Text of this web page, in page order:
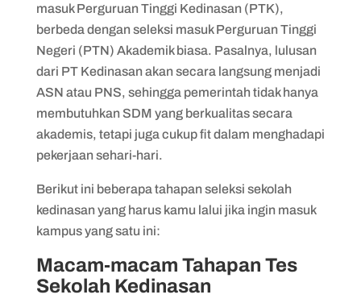
5. Persiapkan seleksi wawancara
6. Jangan lupa minta doa orang tua
masuk Perguruan Tinggi Kedinasan (PTK),
berbeda dengan seleksi masuk Perguruan Tinggi
Negeri (PTN) Akademik biasa. Pasalnya, lulusan
dari PT Kedinasan akan secara langsung menjadi
ASN atau PNS, sehingga pemerintah tidak hanya
membutuhkan SDM yang berkualitas secara
akademis, tetapi juga cukup fit dalam menghadapi
pekerjaan sehari-hari.
Berikut ini beberapa tahapan seleksi sekolah
kedinasan yang harus kamu lalui jika ingin masuk
kampus yang satu ini:
Macam-macam Tahapan Tes
Sekolah Kedinasan